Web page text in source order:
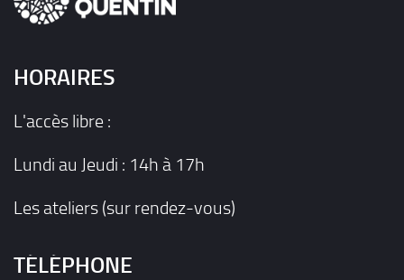
HORAIRES
L'accès libre :
Lundi au Jeudi : 14h à 17h
Les ateliers (sur rendez-vous)
TÉLÉPHONE